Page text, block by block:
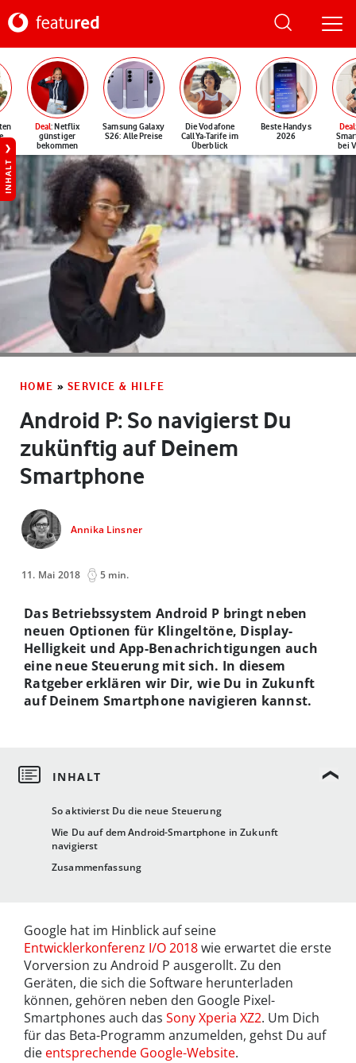
Deal: Netflix
günstiger
bekommen
Samsung Galaxy
S26: Alle Preise
Die Vodafone
CallYa-Tarife im
Überblick
Beste Handys
2026
Deal
bei
INHALT
HOME » SERVICE & HILFE
Android P: So navigierst Du
zukünftig auf Deinem
Smartphone
Annika Linsner
11. Mai 2018 5 min.
So aktivierst Du die neue Steuerung
Wie Du auf dem Android-Smartphone in Zukunft
navigierst
Zusammenfassung
Das Betriebssystem Android P bringt neben
neuen Optionen für Klingeltöne, Display-
Helligkeit und App-Benachrichtigungen auch
eine neue Steuerung mit sich. In diesem
Ratgeber erklären wir Dir, wie Du in Zukunft
auf Deinem Smartphone navigieren kannst.
Google hat im Hinblick auf seine
Entwicklerkonferenz I/O 2018wie erwartet die erste
Vorversion zu Android P ausgerollt. Zu den
Geräten, die sich die Software herunterladen
können, gehören neben den Google Pixel-
Smartphones auch das Sony Xperia XZ2. Um Dich
für das Beta-Programm anzumelden, gehst Du auf
die entsprechende Google-Website.